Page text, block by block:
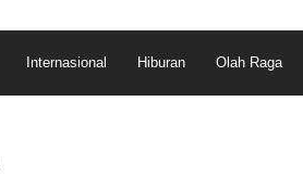
Internasional Hiburan Olah Raga